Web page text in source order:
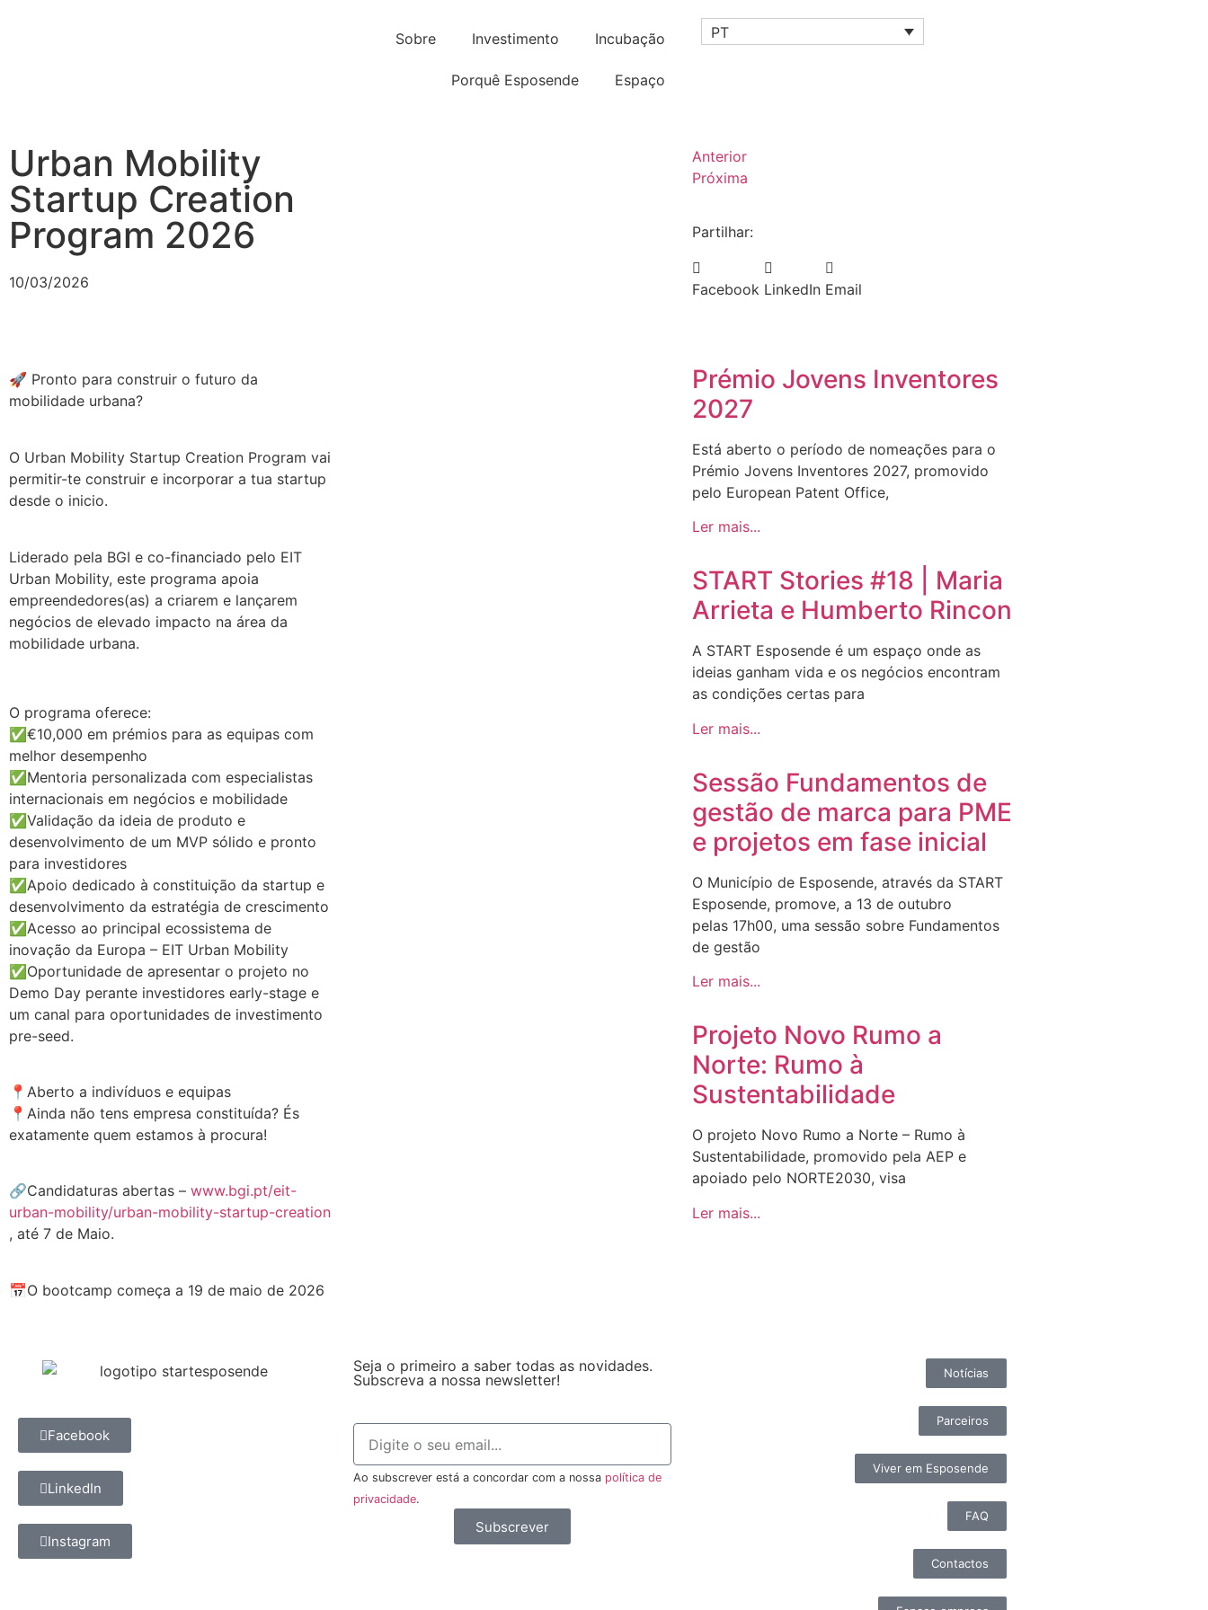
Sobre Investimento Incubação
Porquê Esposende Espaço
PT
Urban Mobility
Startup Creation
Program 2026
10/03/2026
🚀 Pronto para construir o futuro da
mobilidade urbana?
O Urban Mobility Startup Creation Program vai
permitir-te construir e incorporar a tua startup
desde o inicio.
Liderado pela BGI e co-financiado pelo EIT
Urban Mobility, este programa apoia
empreendedores(as) a criarem e lançarem
negócios de elevado impacto na área da
mobilidade urbana.
O programa oferece:
✅€10,000 em prémios para as equipas com
melhor desempenho
✅Mentoria personalizada com especialistas
internacionais em negócios e mobilidade
✅Validação da ideia de produto e
desenvolvimento de um MVP sólido e pronto
para investidores
✅Apoio dedicado à constituição da startup e
desenvolvimento da estratégia de crescimento
✅Acesso ao principal ecossistema de
inovação da Europa – EIT Urban Mobility
✅Oportunidade de apresentar o projeto no
Demo Day perante investidores early-stage e
um canal para oportunidades de investimento
pre-seed.
📍Aberto a indivíduos e equipas
📍Ainda não tens empresa constituída? És
exatamente quem estamos à procura!
🔗Candidaturas abertas – www.bgi.pt/eit-
urban-mobility/urban-mobility-startup-creation
, até 7 de Maio.
📅O bootcamp começa a 19 de maio de 2026
Anterior
Próxima
Partilhar:
Facebook LinkedIn Email
Prémio Jovens Inventores
2027
Está aberto o período de nomeações para o
Prémio Jovens Inventores 2027, promovido
pelo European Patent Office,
Ler mais...
START Stories #18 | Maria
Arrieta e Humberto Rincon
A START Esposende é um espaço onde as
ideias ganham vida e os negócios encontram
as condições certas para
Ler mais...
Sessão Fundamentos de
gestão de marca para PME
e projetos em fase inicial
O Município de Esposende, através da START
Esposende, promove, a 13 de outubro
pelas 17h00, uma sessão sobre Fundamentos
de gestão
Ler mais...
Projeto Novo Rumo a
Norte: Rumo à
Sustentabilidade
O projeto Novo Rumo a Norte – Rumo à
Sustentabilidade, promovido pela AEP e
apoiado pelo NORTE2030, visa
Ler mais...
Facebook
LinkedIn
Instagram
Seja o primeiro a saber todas as novidades.
Subscreva a nossa newsletter!
Ao subscrever está a concordar com a nossa política de
privacidade.
Subscrever
Notícias
Parceiros
Viver em Esposende
FAQ
Contactos